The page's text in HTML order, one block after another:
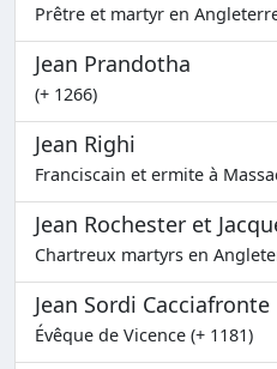
Prêtre et martyr en
Jean Prandotha
(+ 1266)
Jean Righi
Franciscain et ermite à
Jean Rochester et
Chartreux martyrs en
Jean Sordi Cacciafronte
Évêque de Vicence (+ 1181)